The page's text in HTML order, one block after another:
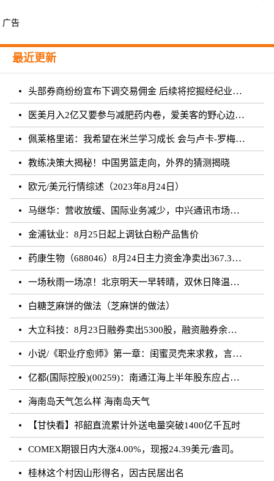
广告
最近更新
头部券商纷纷宣布下调交易佣金 后续将挖掘经纪业务佣金降费潜力
医美月入2亿又要参与减肥药内卷，爱美客的野心边界在哪？
佩莱格里诺：我希望在米兰学习成长 会与卢卡-罗梅罗团结互助
教练决策大揭秘！中国男篮走向，外界的猜测揭晓
欧元/美元行情综述（2023年8月24日）
马继华：营收放缓、国际业务减少，中兴通讯市场重心向国内靠拢？
金浦钛业：8月25日起上调钛白粉产品售价
药康生物（688046）8月24日主力资金净卖出367.31万元
一场秋雨一场凉！北京明天一早转晴，双休日降温雨再来
白糖芝麻饼的做法（芝麻饼的做法）
大立科技：8月23日融券卖出5300股，融资融券余额7.64亿元
小说/《职业疗愈师》第一章：闺蜜灵壳来求救，言闻雨对付暗灵
亿都(国际控股)(00259)：南通江海上半年股东应占溢利约3.62亿元 同比增加21.01%
海南岛天气怎么样 海南岛天气
【甘快看】祁韶直流累计外送电量突破1400亿千瓦时
COMEX期银日内大涨4.00%，现报24.39美元/盎司。
桂林这个村因山形得名，因古民居出名